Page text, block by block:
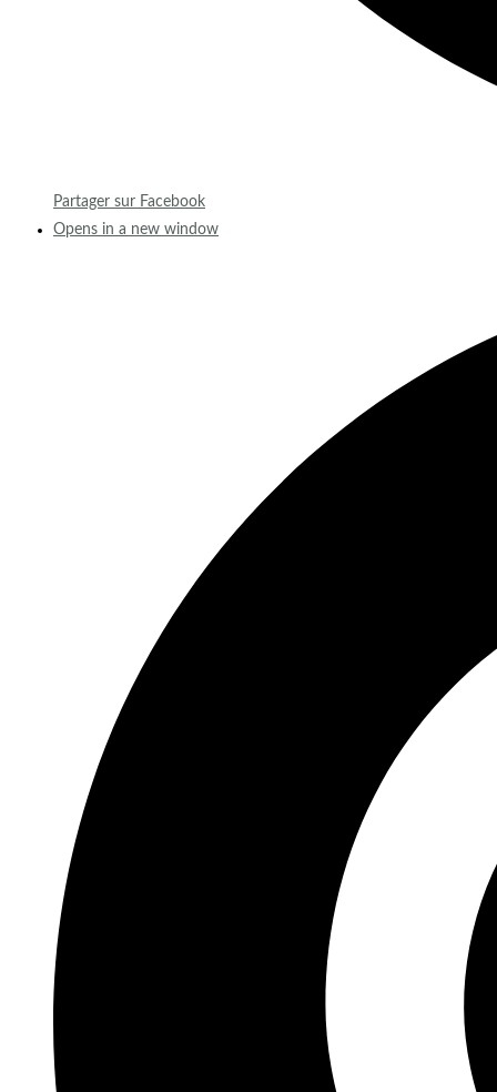
Partager sur Facebook
Opens in a new window